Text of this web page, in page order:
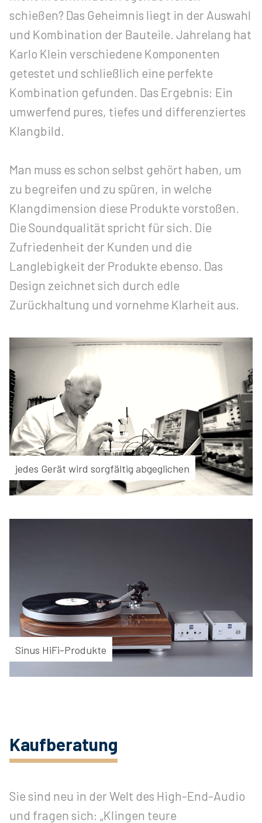
schießen? Das Geheimnis liegt in der Auswahl
und Kombination der Bauteile. Jahrelang hat
Karlo Klein verschiedene Komponenten
getestet und schließlich eine perfekte
Kombination gefunden. Das Ergebnis: Ein
umwerfend pures, tiefes und differenziertes
Klangbild.
Man muss es schon selbst gehört haben, um
zu begreifen und zu spüren, in welche
Klangdimension diese Produkte vorstoßen.
Die Soundqualität spricht für sich. Die
Zufriedenheit der Kunden und die
Langlebigkeit der Produkte ebenso. Das
Design zeichnet sich durch edle
Zurückhaltung und vornehme Klarheit aus.
jedes Gerät wird sorgfältig abgeglichen
Sinus HiFi-Produkte
Kaufberatung
Sie sind neu in der Welt des High-End-Audio
und fragen sich: „Klingen teure